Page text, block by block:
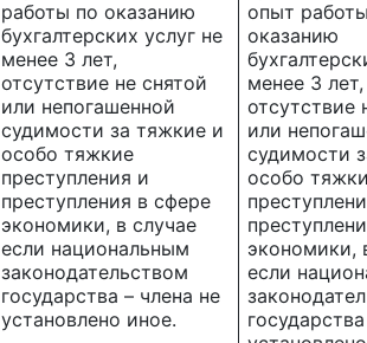
работы по оказанию
бухгалтерских услуг не
менее 3 лет,
отсутствие не снятой
или непогашенной
судимости за тяжкие и
особо тяжкие
преступления и
преступления в сфере
экономики, в случае
если национальным
законодательством
государства – члена не
установлено иное.
опыт
оказанию
менее 3 лет,
отсутствие
или
судимости
особо
экономики,
если